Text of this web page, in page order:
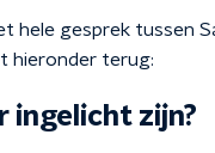
hele gesprek tussen
hieronder terug:
ingelicht zijn?